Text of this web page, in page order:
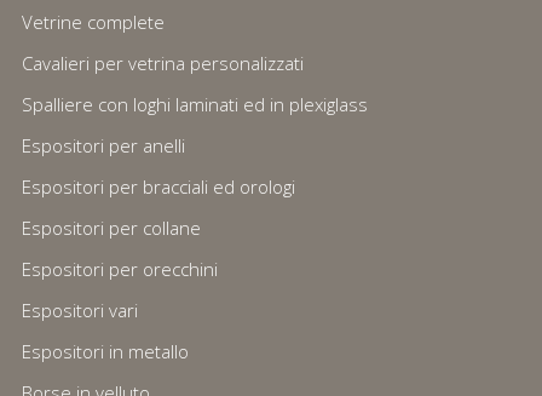
Vetrine complete
Cavalieri per vetrina personalizzati
Spalliere con loghi laminati ed in plexiglass
Espositori per anelli
Espositori per bracciali ed orologi
Espositori per collane
Espositori per orecchini
Espositori vari
Espositori in metallo